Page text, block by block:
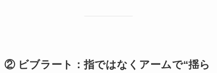
② ビブラート：指ではなくアームで“揺ら